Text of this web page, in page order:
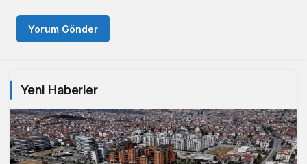
Yorum Gönder
Yeni Haberler